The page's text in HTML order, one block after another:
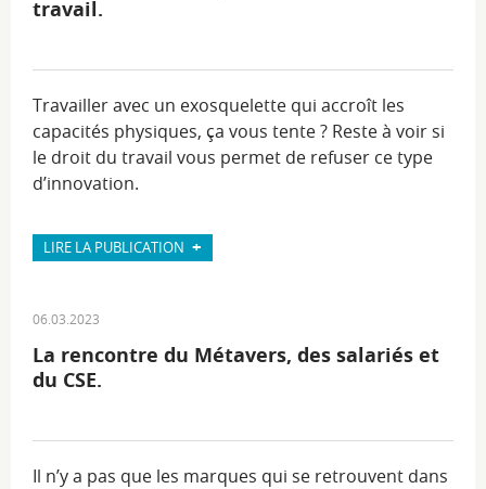
travail.
Travailler avec un exosquelette qui accroît les
capacités physiques, ça vous tente ? Reste à voir si
le droit du travail vous permet de refuser ce type
d’innovation.
LIRE LA PUBLICATION +
06.03.2023
La rencontre du Métavers, des salariés et
du CSE.
Il n’y a pas que les marques qui se retrouvent dans